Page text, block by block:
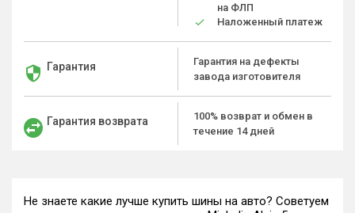
на ФЛП
Наложенный платеж
Гарантия
Гарантия на дефекты
завода изготовителя
Гарантия возврата
100% возврат и обмен в
течение 14 дней
Не знаете какие лучше купить шины на авто? Советуем